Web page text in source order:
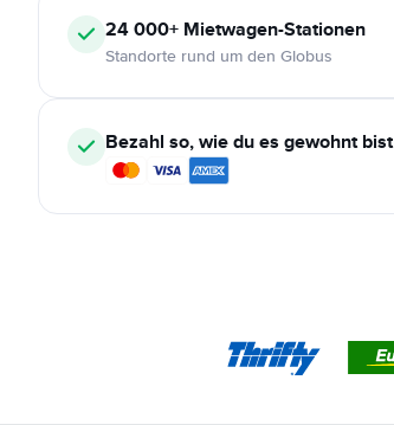
24 000+ Mietwagen-Stationen
Standorte rund um den Globus
Bezahl so, wie du es gewohnt bist